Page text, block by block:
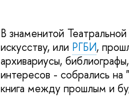
В знаменитой
искусству, или РГБИ,
архивариусы,
интересов - собрались
книга между прошлым и